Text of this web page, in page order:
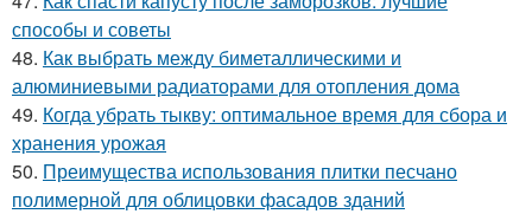
способы и советы
48. Как выбрать между биметаллическими и
алюминиевыми радиаторами для отопления дома
49. Когда убрать тыкву: оптимальное время для сбора и
хранения урожая
50. Преимущества использования плитки песчано
полимерной для облицовки фасадов зданий